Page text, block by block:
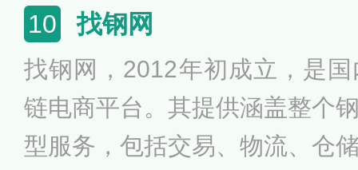
化服务，构筑了依托于中国领
慧大数据B2B生态服务平台。
10 找钢网
找钢网，2012年初成立，是
链电商平台。其提供涵盖整个
型服务，包括交易、物流、仓